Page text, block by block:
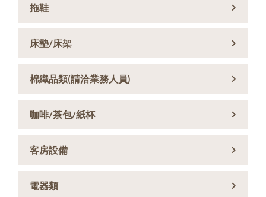
拖鞋
床墊/床架
棉織品類(請洽業務人員)
咖啡/茶包/紙杯
客房設備
電器類